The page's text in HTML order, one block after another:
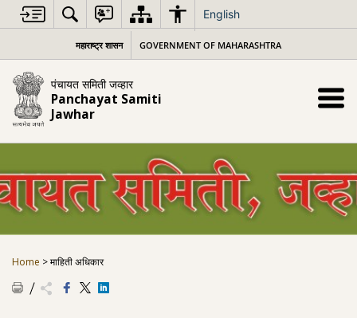
content
English
महाराष्ट्र शासन GOVERNMENT OF MAHARASHTRA
पंचायत समिती जव्हार
Panchayat Samiti
Jawhar
Home >माहिती अधिकार